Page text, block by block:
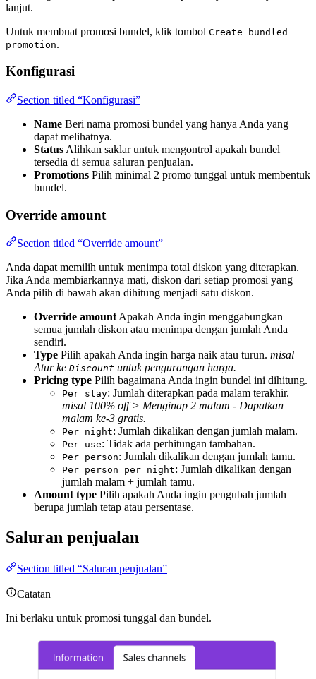
lanjut.
Untuk membuat promosi bundel, klik tombol Create bundled
promotion.
Konfigurasi
Section titled “Konfigurasi”
Name Beri nama promosi bundel yang hanya Anda yang
dapat melihatnya.
Status Alihkan saklar untuk mengontrol apakah bundel
tersedia di semua saluran penjualan.
Promotions Pilih minimal 2 promo tunggal untuk membentuk
bundel.
Override amount
Section titled “Override amount”
Anda dapat memilih untuk menimpa total diskon yang diterapkan.
Jika Anda membiarkannya mati, diskon dari setiap promosi yang
Anda pilih di bawah akan dihitung menjadi satu diskon.
Override amount Apakah Anda ingin menggabungkan
semua jumlah diskon atau menimpa dengan jumlah Anda
sendiri.
Type Pilih apakah Anda ingin harga naik atau turun. misal
Atur ke Discount untuk pengurangan harga.
Pricing type Pilih bagaimana Anda ingin bundel ini dihitung.
Per stay: Jumlah diterapkan pada malam terakhir.
misal 100% off > Menginap 2 malam - Dapatkan
malam ke-3 gratis.
Per night: Jumlah dikalikan dengan jumlah malam.
Per use: Tidak ada perhitungan tambahan.
Per person: Jumlah dikalikan dengan jumlah tamu.
Per person per night: Jumlah dikalikan dengan
jumlah malam + jumlah tamu.
Amount type Pilih apakah Anda ingin pengubah jumlah
berupa jumlah tetap atau persentase.
Saluran penjualan
Section titled “Saluran penjualan”
Catatan
Ini berlaku untuk promosi tunggal dan bundel.